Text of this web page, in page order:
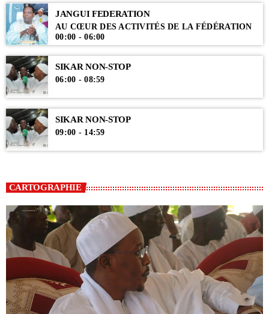
JANGUI FEDERATION
AU CŒUR DES ACTIVITÉS DE LA FÉDÉRATION
00:00 - 06:00
SIKAR NON-STOP
06:00 - 08:59
SIKAR NON-STOP
09:00 - 14:59
CARTOGRAPHIE